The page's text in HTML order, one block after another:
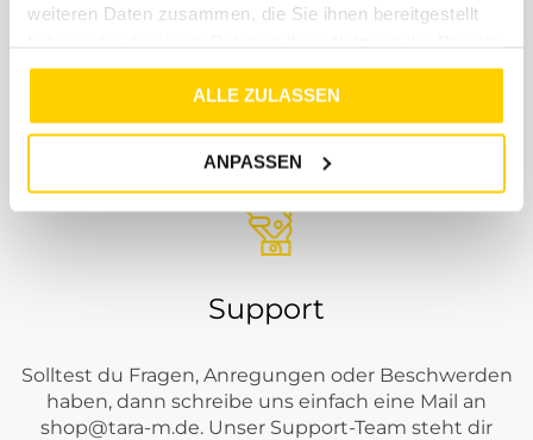
weiteren Daten zusammen, die Sie ihnen bereitgestellt
gesammelt haben.
ALLE ZULASSEN
ANPASSEN
berechnen wir dir einmalig pro Bestellung für
Rückversand im Falle einer Retoure ist immer
kostenlos. Jeder Bestellung legen wir ein
kostenloses Retourenlabel von DHL bei. ( Innerhalb
DE )
Support
Solltest du Fragen, Anregungen oder Beschwerden
haben, dann schreibe uns einfach eine Mail an
shop@tara-m.de. Unser Support-Team steht dir